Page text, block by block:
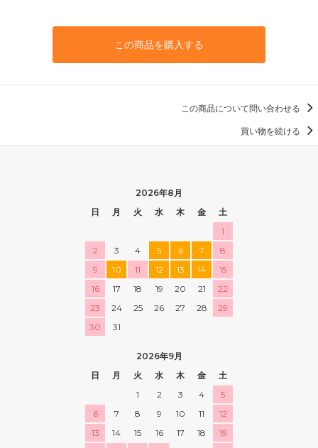
この商品を購入する
この商品について問い合わせる
買い物を続ける
2026年8月
日
月 火 水 木 金
土
1
2
3 4 5 6 7
8
9
10 11 12 13 14
15
16
17 18 19 20 21
22
23
24 25 26 27 28
29
30
31
2026年9月
日
月 火 水 木 金
土
1
2 3 4
5
6
7 8 9 10 11
12
13
14 15 16 17 18
19